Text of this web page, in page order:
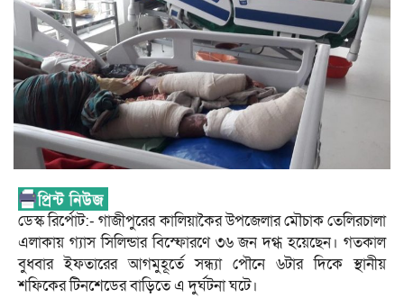
ডেস্ক রির্পোট:- গাজীপুরের কালিয়াকৈর উপজেলার মৌচাক তেলিরচালা
এলাকায় গ্যাস সিলিন্ডার বিস্ফোরণে ৩৬ জন দগ্ধ হয়েছেন। গতকাল
বুধবার ইফতারের আগমুহূর্তে সন্ধ্যা পৌনে ৬টার দিকে স্থানীয়
শফিকের টিনশেডের বাড়িতে এ দুর্ঘটনা ঘটে।